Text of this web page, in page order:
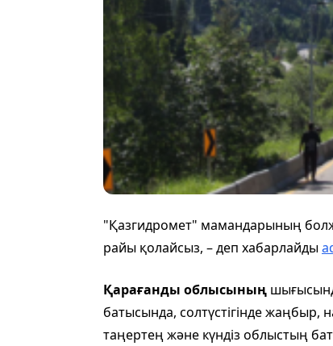
"Қазгидромет" мамандарының
райы қолайсыз, – деп хабарлайды
Қарағанды облысының
батысында, солтүстігінде жаңбыр,
таңертең және күндіз облыстың